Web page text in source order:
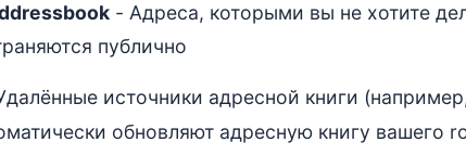
- Адреса, которыми вы не хотите
публично
источники адресной книги
обновляют адресную книгу вашего